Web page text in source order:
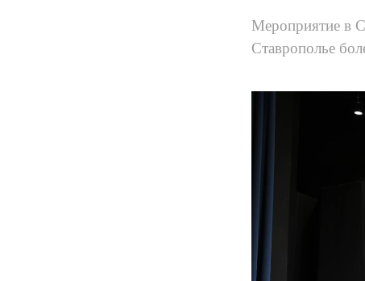
Мероприятие в
Ставрополье